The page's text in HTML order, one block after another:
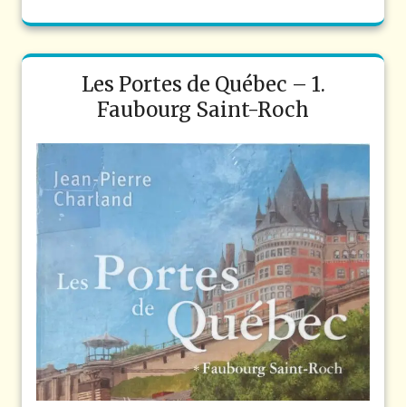
Les Portes de Québec – 1.
Faubourg Saint-Roch